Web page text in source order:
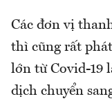
Các đơn vị
thì cũng rất
lớn từ Covid-19
dịch chuyển